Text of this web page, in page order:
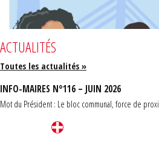
ACTUALITÉS
Toutes les actualités »
INFO-MAIRES N°116 – JUIN 2026
Mot du Président : Le bloc communal, force de